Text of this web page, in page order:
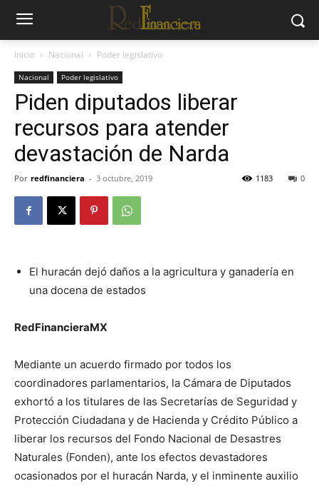
Inicio Nacional Poder legislativo
Nacional Poder legislativo
Piden diputados liberar
recursos para atender
devastación de Narda
Por redfinanciera - 3 octubre, 2019 0
1183
El huracán dejó daños a la agricultura y ganadería en
una docena de estados
RedFinancieraMX
Mediante un acuerdo firmado por todos los
coordinadores parlamentarios, la Cámara de Diputados
exhortó a los titulares de las Secretarías de Seguridad y
Protección Ciudadana y de Hacienda y Crédito Público a
liberar los recursos del Fondo Nacional de Desastres
Naturales (Fonden), ante los efectos devastadores
ocasionados por el huracán Narda, y el inminente auxilio